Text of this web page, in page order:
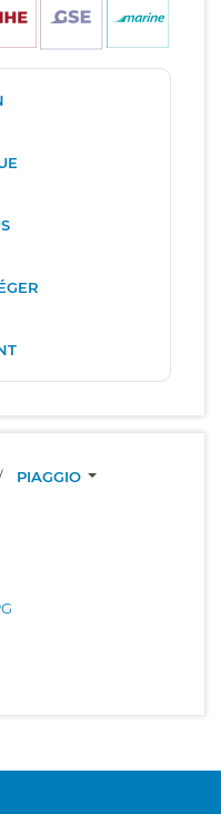
PIAGGIO